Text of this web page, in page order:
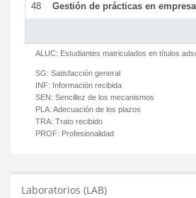
48 Gestión de prácticas en
ALUC: Estudiantes matriculados en títulos
SG: Satisfacción general
INF: Información recibida
SEN: Sencillez de los mecanismos
PLA: Adecuación de los plazos
TRA: Trato recibido
PROF: Profesionalidad
Laboratorios (LAB)